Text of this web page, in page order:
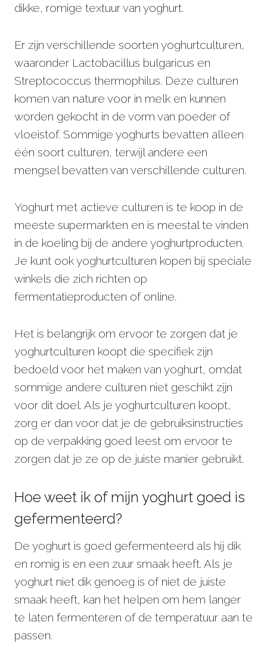
dikke, romige textuur van yoghurt.
Er zijn verschillende soorten yoghurtculturen,
waaronder Lactobacillus bulgaricus en
Streptococcus thermophilus. Deze culturen
komen van nature voor in melk en kunnen
worden gekocht in de vorm van poeder of
vloeistof. Sommige yoghurts bevatten alleen
één soort culturen, terwijl andere een
mengsel bevatten van verschillende culturen.
Yoghurt met actieve culturen is te koop in de
meeste supermarkten en is meestal te vinden
in de koeling bij de andere yoghurtproducten.
Je kunt ook yoghurtculturen kopen bij speciale
winkels die zich richten op
fermentatieproducten of online.
Het is belangrijk om ervoor te zorgen dat je
yoghurtculturen koopt die specifiek zijn
bedoeld voor het maken van yoghurt, omdat
sommige andere culturen niet geschikt zijn
voor dit doel. Als je yoghurtculturen koopt,
zorg er dan voor dat je de gebruiksinstructies
op de verpakking goed leest om ervoor te
zorgen dat je ze op de juiste manier gebruikt.
Hoe weet ik of mijn yoghurt goed is
gefermenteerd?
De yoghurt is goed gefermenteerd als hij dik
en romig is en een zuur smaak heeft. Als je
yoghurt niet dik genoeg is of niet de juiste
smaak heeft, kan het helpen om hem langer
te laten fermenteren of de temperatuur aan te
passen.